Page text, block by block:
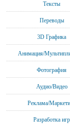
Тексты
Переводы
3D Графика
Анимация/
Фотография
Аудио/Видео
Реклама/
Разработка игр